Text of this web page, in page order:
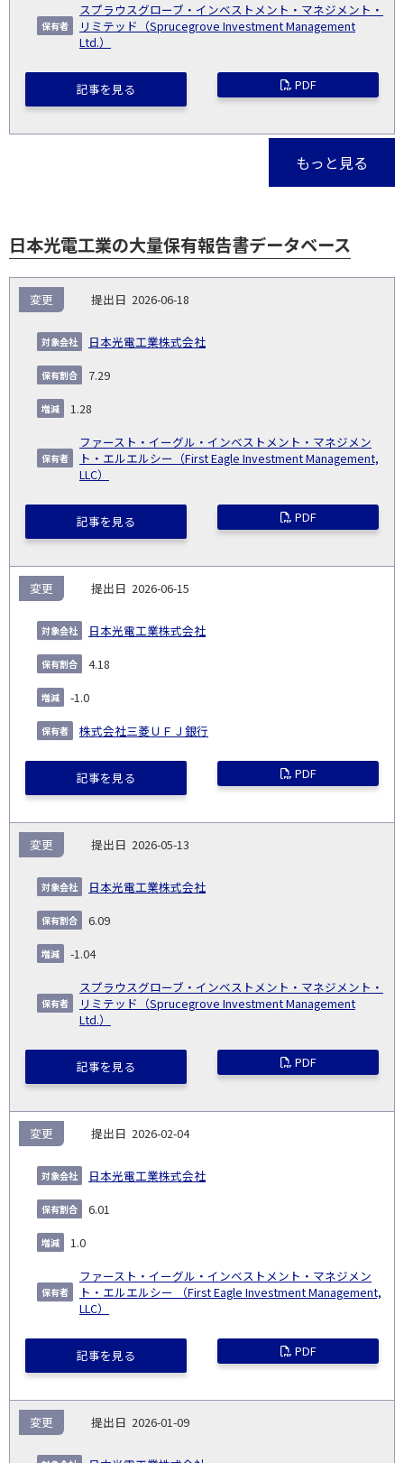
スプラウスグローブ・インベストメント・マネジメント・
リミテッド（Sprucegrove Investment Management
Ltd.）
記事を見る PDF
もっと見る
日本光電工業の大量保有報告書データベース
NO.
告
義
務
発
生
日
出
コー
象
業
2026-06-18
日本光電工業株式会社
変更
7.29
1.28
ファースト・イーグル・インベストメント・マネジメン
ト・エルエルシー（First Eagle Investment Management,
LLC）
記事を見る PDF
2026-06-15
日本光電工業株式会社
変更
4.18
-1.0
株式会社三菱ＵＦＪ銀行
記事を見る PDF
2026-05-13
日本光電工業株式会社
変更
6.09
-1.04
スプラウスグローブ・インベストメント・マネジメント・
リミテッド（Sprucegrove Investment Management
Ltd.）
記事を見る PDF
2026-02-04
日本光電工業株式会社
変更
6.01
1.0
ファースト・イーグル・インベストメント・マネジメン
ト・エルエルシー （First Eagle Investment Management,
LLC）
記事を見る PDF
2026-01-09
変更